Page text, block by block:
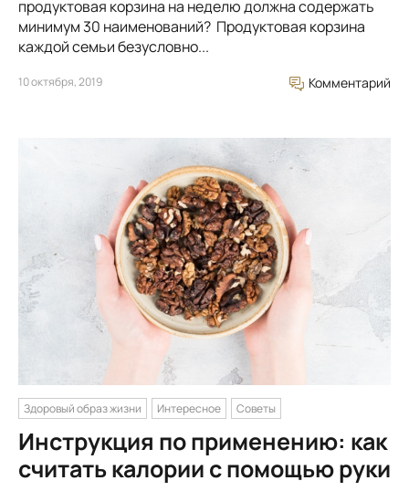
продуктовая корзина на неделю должна содержать
минимум 30 наименований? Продуктовая корзина
каждой семьи безусловно...
10 октября, 2019 Комментарий
Здоровый образ жизни Интересное Советы
Инструкция по применению: как
считать калории с помощью руки